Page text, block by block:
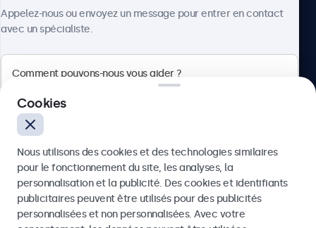
4.8/5 noté par 5000+ entreprises
Français
Appelez-nous ou envoyez un message pour entrer en contact
avec un spécialiste.
Envoyer
Cookies
Nous utilisons des cookies et des technologies similaires
pour le fonctionnement du site, les analyses, la
personnalisation et la publicité. Des cookies et identifiants
publicitaires peuvent être utilisés pour des publicités
personnalisées et non personnalisées. Avec votre